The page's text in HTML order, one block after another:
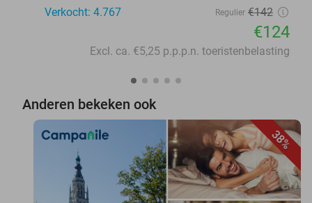
Verkocht: 4.767
Regulier €142
€124
Excl. ca. €5,25 p.p.p.n. toeristenbelasting
Anderen bekeken ook
38%